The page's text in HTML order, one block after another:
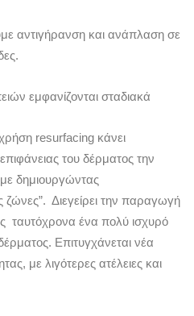
αντιγήρανση και ανάπλαση σε
εμφανίζονται σταδιακά
resurfacing κάνει
του δέρματος την
δημιουργώντας
ζώνες”. Διεγείρει την παραγωγή
ταυτόχρονα ένα πολύ ισχυρό
Επιτυγχάνεται νέα
με λιγότερες ατέλειες και